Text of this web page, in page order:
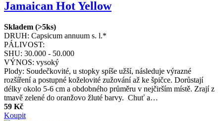
Jamaican Hot Yellow
Skladem (>5ks)
DRUH: Capsicum annuum s. l.*
PÁLIVOST:
SHU: 30.000 - 50.000
VÝNOS: vysoký
Plody: Soudečkovité, u stopky spíše užší, následuje výrazné
rozšíření a postupné koželovité zužování až ke špičce. Dorůstají
délky okolo 5-6 cm a obdobného průměru v nejčirším místě. Zrají z
tmavě zelené do oranžovo žluté barvy. Chuť a…
59 Kč
Koupit